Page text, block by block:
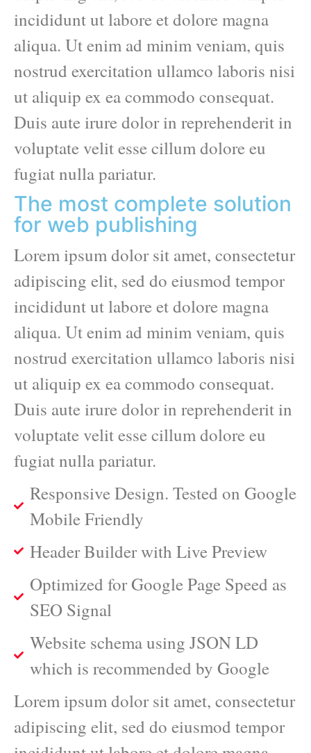
incididunt ut labore et dolore magna
aliqua. Ut enim ad minim veniam, quis
nostrud exercitation ullamco laboris nisi
ut aliquip ex ea commodo consequat.
Duis aute irure dolor in reprehenderit in
voluptate velit esse cillum dolore eu
fugiat nulla pariatur.
The most complete solution
for web publishing
Lorem ipsum dolor sit amet, consectetur
adipiscing elit, sed do eiusmod tempor
incididunt ut labore et dolore magna
aliqua. Ut enim ad minim veniam, quis
nostrud exercitation ullamco laboris nisi
ut aliquip ex ea commodo consequat.
Duis aute irure dolor in reprehenderit in
voluptate velit esse cillum dolore eu
fugiat nulla pariatur.
Responsive Design. Tested on Google
Mobile Friendly
Header Builder with Live Preview
Optimized for Google Page Speed as
SEO Signal
Website schema using JSON LD
which is recommended by Google
Lorem ipsum dolor sit amet, consectetur
adipiscing elit, sed do eiusmod tempor